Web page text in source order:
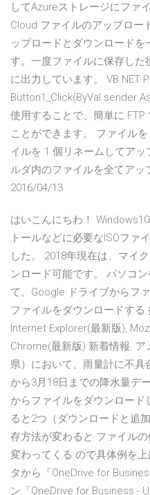
してAzureストレージにファ
Cloud ファイルのアップロー
ップロードとダウンロード
す。一度ファイルに保存した
に出力しています。 VB.NET
Button1_Click(ByVal sender
使用することで、簡単に
ことができます。 ファイル
イルを 1 個リネームしてア
ルダ内のファイルを全てア
2016/04/13
はいこんにちわ！
トールなどに必要なISOファ
した。 2018年現在は、マイ
ンロード可能です。 パソコ
て、Google ドライブからフ
ファイルをダウンロードす
Internet Explorer(最新版),
Chrome(最新版) 新着情報.
県）において、雨量計に不具
から3月18日までの降水量デ
からファイルをダウンロー
ると2つ（ダウンロードと追
存方法が変わると ファイル
変わってくる ので具体例を
タから「OneDrive for
ン「OneDrive for Business -